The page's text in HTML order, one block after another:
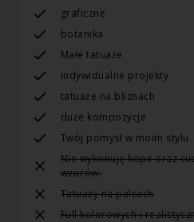
graficzne
botanika
Małe tatuaże
indywidualne projekty
tatuaże na bliznach
duże kompozycje
Twój pomysł w moim stylu
Nie wykonuję kopii oraz
wzorów.
Tatuaży na palcach
Full kolorowych i